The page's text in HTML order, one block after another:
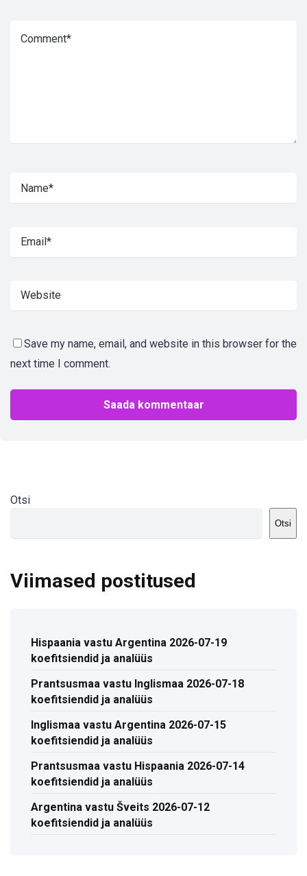
Save my name, email, and website in this browser for the
next time I comment.
Otsi
Otsi
Viimased postitused
Hispaania vastu Argentina 2026-07-19
koefitsiendid ja analüüs
Prantsusmaa vastu Inglismaa 2026-07-18
koefitsiendid ja analüüs
Inglismaa vastu Argentina 2026-07-15
koefitsiendid ja analüüs
Prantsusmaa vastu Hispaania 2026-07-14
koefitsiendid ja analüüs
Argentina vastu Šveits 2026-07-12
koefitsiendid ja analüüs